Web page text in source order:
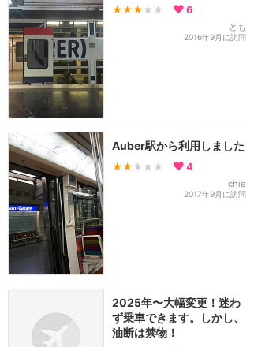
★★★ ★★ 6
とも
2016年9月に訪問
Auber駅から利用しました
★★ ★★★ 4
chie
2017年9月に訪問
2025年〜大幅変更！迷わ
ず乗車できます。しかし、
油断は禁物！